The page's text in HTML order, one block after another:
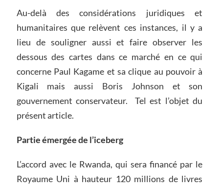
Au-delà des considérations juridiques et
humanitaires que relèvent ces instances, il y a
lieu de souligner aussi et faire observer les
dessous des cartes dans ce marché en ce qui
concerne Paul Kagame et sa clique au pouvoir à
Kigali mais aussi Boris Johnson et son
gouvernement conservateur. Tel est l’objet du
présent article.
Partie émergée de l’iceberg
L’accord avec le Rwanda, qui sera financé par le
Royaume Uni à hauteur 120 millions de livres